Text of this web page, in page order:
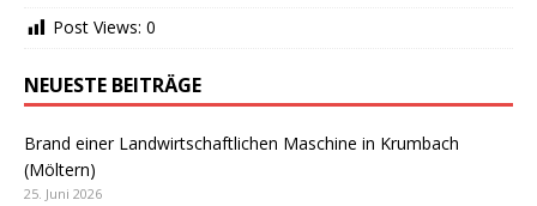
Post Views: 0
NEUESTE BEITRÄGE
Brand einer Landwirtschaftlichen Maschine in Krumbach
(Möltern)
25. Juni 2026